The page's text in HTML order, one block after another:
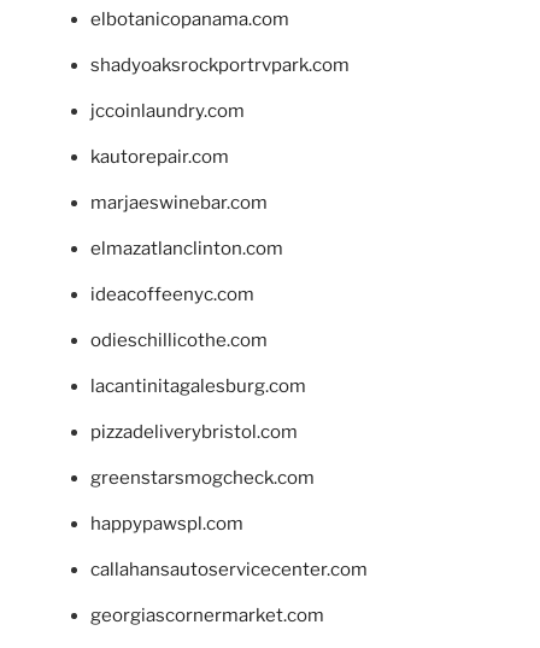
elbotanicopanama.com
shadyoaksrockportrvpark.com
jccoinlaundry.com
kautorepair.com
marjaeswinebar.com
elmazatlanclinton.com
ideacoffeenyc.com
odieschillicothe.com
lacantinitagalesburg.com
pizzadeliverybristol.com
greenstarsmogcheck.com
happypawspl.com
callahansautoservicecenter.com
georgiascornermarket.com